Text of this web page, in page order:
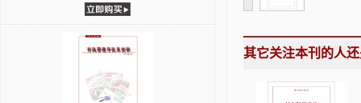
其它关注本刊的人